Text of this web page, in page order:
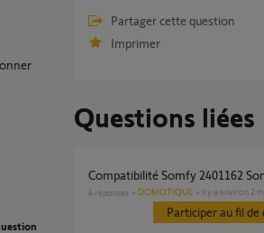
Partager cette question
Imprimer
Questions liées
compatibilité Somfy 2401162
4 réponses DOMOTIQUE il y a environ 2
Participer au fil de